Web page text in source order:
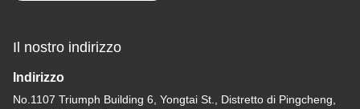
Il nostro indirizzo
Indirizzo
No.1107 Triumph Building 6, Yongtai St., Distretto di Pingcheng,